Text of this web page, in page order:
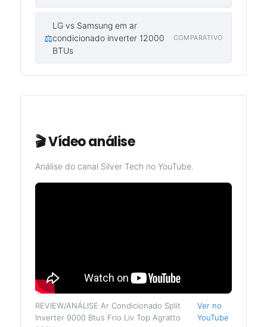
⚖️
LG vs Samsung em ar
condicionado inverter 12000
BTUs
COMPARATIVO
🎬 Vídeo análise
Análise do canal Silver Tech no YouTube.
REVIEW/ANÁLISE Ar Condicionado Split
Inverter 9000 Btus Frio Liv Top Agratto
Ver no
YouTube